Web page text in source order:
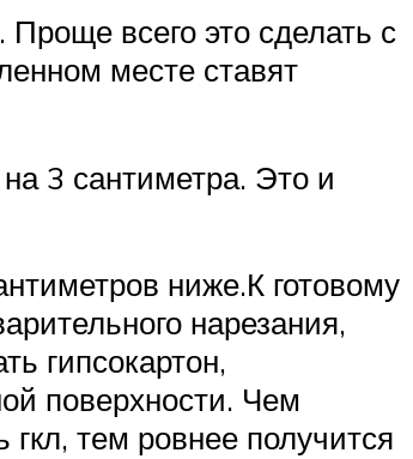
всего это сделать с
месте ставят
3 сантиметра. Это и
ниже.К готовому
нарезания,
гипсокартон,
поверхности. Чем
тем ровнее получится